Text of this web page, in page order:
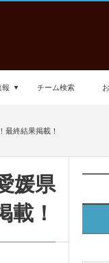
報 チーム検索
最終結果掲載！
媛県
載！